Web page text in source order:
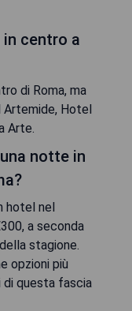
centro a
di Roma, ma
Artemide, Hotel
Arte.
notte in
hotel nel
a seconda
stagione.
opzioni più
di questa fascia